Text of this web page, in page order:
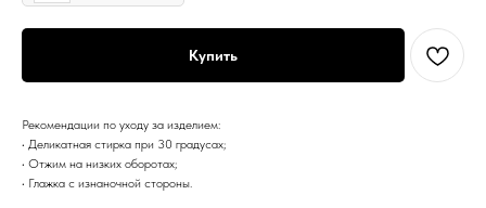
Купить
Рекомендации по уходу за изделием:
• Деликатная стирка при 30 градусах;
• Отжим на низких оборотах;
• Глажка с изнаночной стороны.